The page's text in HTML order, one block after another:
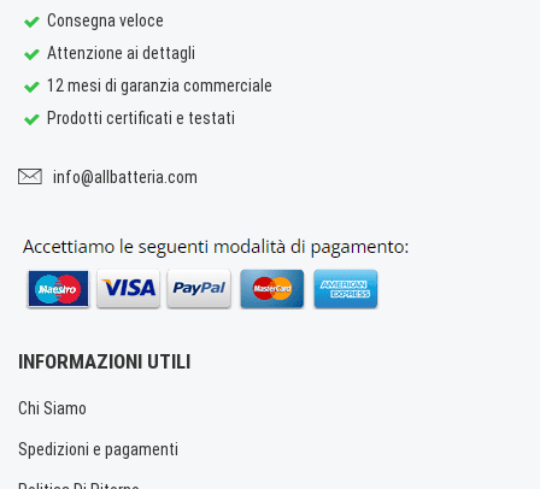
Consegna veloce
Attenzione ai dettagli
12 mesi di garanzia commerciale
Prodotti certificati e testati
info@allbatteria.com
INFORMAZIONI UTILI
Chi Siamo
Spedizioni e pagamenti